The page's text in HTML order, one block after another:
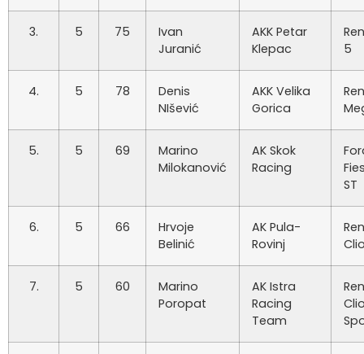
3. 5 75
Ivan
Juranić
AKK Petar
Klepac
5
4. 5 78
Denis
NIšević
AKK Velika
Gorica
5. 5 69
Marino
Milokanović
AK Skok
Racing
ST
6. 5 66
Hrvoje
Belinić
AK Pula-
Rovinj
7. 5 60
Marino
Poropat
AK Istra
Racing
Team